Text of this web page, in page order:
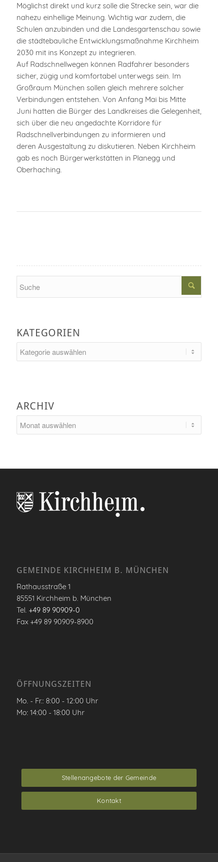
Möglichst direkt und kurz solle die Strecke sein, war die
nahezu einhellige Meinung. Wichtig war zudem, die
Schulen anzubinden und die Landesgartenschau sowie
die städtebauliche Entwicklungsmaßnahme Kirchheim
2030 mit ins Konzept zu integrieren.
Auf Radschnellwegen können Radfahrer besonders
sicher, zügig und komfortabel unterwegs sein. Im
Großraum München sollen gleich mehrere solcher
Verbindungen entstehen. Von Anfang Mai bis Mitte
Juni hatten die Bürger des Landkreises die Gelegenheit,
sich über die neu angedachte Korridore für
Radschnellverbindungen zu informieren und
deren Ausgestaltung zu diskutieren. Neben Kirchheim
gab es noch Bürgerwerkstätten in Planegg und
Oberhaching.
KATEGORIEN
ARCHIV
GEMEINDE KIRCHHEIM B. MÜNCHEN
Rathausstraße 1
85551 Kirchheim b. München
Tel. +49 89 90909-0
Fax +49 89 90909-8900
ÖFFNUNGSZEITEN
Mo. - Fr.: 8:00 - 12:00 Uhr
Mo: 14:00 - 18:00 Uhr
Stellenangebote der Gemeinde
Kontakt